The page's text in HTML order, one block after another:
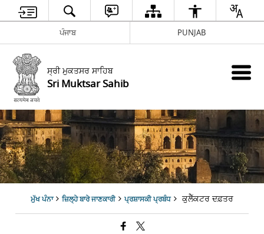
ਪੰਜਾਬ PUNJAB
ਸ੍ਰੀ ਮੁਕਤਸਰ ਸਾਹਿਬ
Sri Muktsar Sahib
ਮੁੱਖ ਪੰਨਾ ਜ਼ਿਲ੍ਹੇ ਬਾਰੇ ਜਾਣਕਾਰੀ ਪ੍ਰਸ਼ਾਸਕੀ ਪ੍ਰਬੰਧ ਕੁਲੈੱਕਟਰ ਦਫ਼ਤਰ